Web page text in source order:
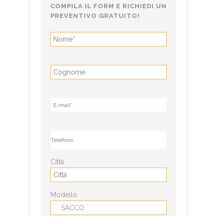
COMPILA IL FORM E RICHIEDI UN
PREVENTIVO GRATUITO!
Città
Modello